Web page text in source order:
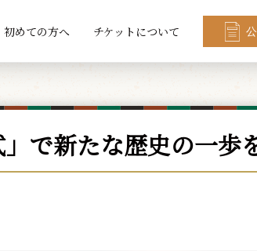
初めての方へ チケットについて
」で新たな歴史の一歩